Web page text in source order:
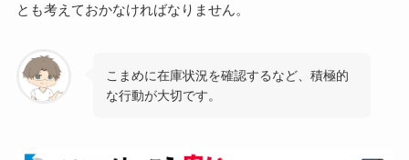
とも考えておかなければなりません。
こまめに在庫状況を確認するなど、積極的
な行動が大切です。